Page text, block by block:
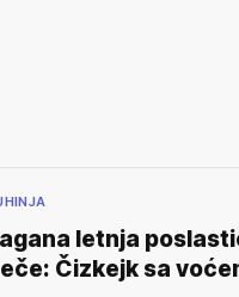
letnja
Čizkejk sa